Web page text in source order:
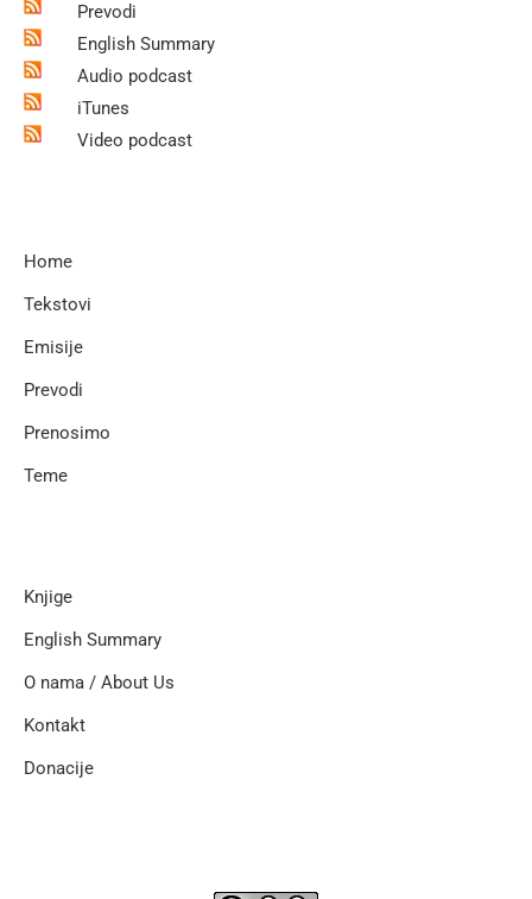
Prevodi
English Summary
Audio podcast
iTunes
Video podcast
Home
Tekstovi
Emisije
Prevodi
Prenosimo
Teme
Knjige
English Summary
O nama / About Us
Kontakt
Donacije